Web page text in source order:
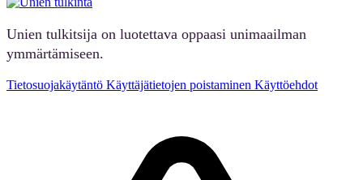
Unien tulkitsija on luotettava oppaasi unimaailman
ymmärtämiseen.
Tietosuojakäytäntö Käyttäjätietojen poistaminen Käyttöehdot